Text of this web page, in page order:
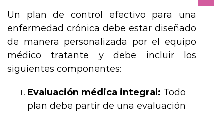
Un plan de control efectivo para una
enfermedad crónica debe estar diseñado
de manera personalizada por el equipo
médico tratante y debe incluir los
siguientes componentes:
Evaluación médica integral: Todo
plan debe partir de una evaluación